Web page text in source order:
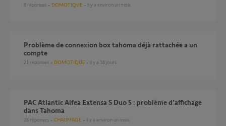
8 réponses DOMOTIQUE il y a environ un mois
Problème de connexion box tahoma déjà rattachée a un
compte
21 réponses DOMOTIQUE il y a 18 jours
PAC Atlantic Alfea Extensa S Duo 5 : problème d’affichage
dans Tahoma
18 réponses CHAUFFAGE il y a environ un mois